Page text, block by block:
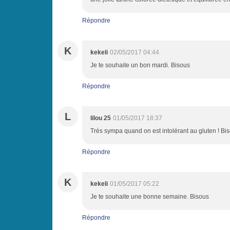
Répondre
K kekeli 02/05/2017 04:44
Je te souhaite un bon mardi. Bisous
Répondre
L lilou 25 01/05/2017 18:37
Très sympa quand on est intolérant au gluten !
Répondre
K kekeli 01/05/2017 05:22
Je te souhaite une bonne semaine. Bisous
Répondre